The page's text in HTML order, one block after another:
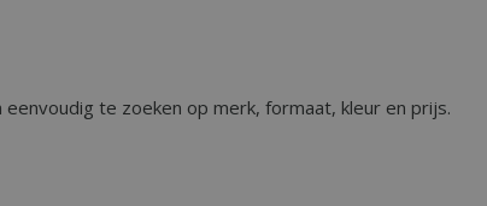
te zoeken op merk, formaat, kleur en prijs.